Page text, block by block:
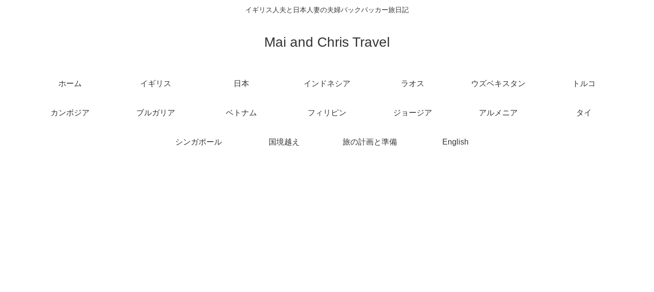
イギリス人夫と日本人妻の夫婦バックパッカー旅日記
Mai and Chris Travel
ホーム イギリス 日本 インドネシア ラオス ウズベキスタン トルコ
カンボジア ブルガリア ベトナム フィリピン ジョージア アルメニア タイ
シンガポール 国境越え 旅の計画と準備 English